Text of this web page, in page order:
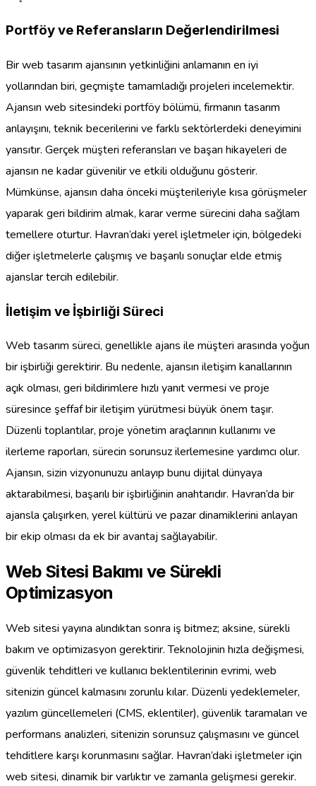
Portföy ve Referansların Değerlendirilmesi
Bir web tasarım ajansının yetkinliğini anlamanın en iyi
yollarından biri, geçmişte tamamladığı projeleri incelemektir.
Ajansın web sitesindeki portföy bölümü, firmanın tasarım
anlayışını, teknik becerilerini ve farklı sektörlerdeki deneyimini
yansıtır. Gerçek müşteri referansları ve başarı hikayeleri de
ajansın ne kadar güvenilir ve etkili olduğunu gösterir.
Mümkünse, ajansın daha önceki müşterileriyle kısa görüşmeler
yaparak geri bildirim almak, karar verme sürecini daha sağlam
temellere oturtur. Havran’daki yerel işletmeler için, bölgedeki
diğer işletmelerle çalışmış ve başarılı sonuçlar elde etmiş
ajanslar tercih edilebilir.
İletişim ve İşbirliği Süreci
Web tasarım süreci, genellikle ajans ile müşteri arasında yoğun
bir işbirliği gerektirir. Bu nedenle, ajansın iletişim kanallarının
açık olması, geri bildirimlere hızlı yanıt vermesi ve proje
süresince şeffaf bir iletişim yürütmesi büyük önem taşır.
Düzenli toplantılar, proje yönetim araçlarının kullanımı ve
ilerleme raporları, sürecin sorunsuz ilerlemesine yardımcı olur.
Ajansın, sizin vizyonunuzu anlayıp bunu dijital dünyaya
aktarabilmesi, başarılı bir işbirliğinin anahtarıdır. Havran’da bir
ajansla çalışırken, yerel kültürü ve pazar dinamiklerini anlayan
bir ekip olması da ek bir avantaj sağlayabilir.
Web Sitesi Bakımı ve Sürekli
Optimizasyon
Web sitesi yayına alındıktan sonra iş bitmez; aksine, sürekli
bakım ve optimizasyon gerektirir. Teknolojinin hızla değişmesi,
güvenlik tehditleri ve kullanıcı beklentilerinin evrimi, web
sitenizin güncel kalmasını zorunlu kılar. Düzenli yedeklemeler,
yazılım güncellemeleri (CMS, eklentiler), güvenlik taramaları ve
performans analizleri, sitenizin sorunsuz çalışmasını ve güncel
tehditlere karşı korunmasını sağlar. Havran’daki işletmeler için
web sitesi, dinamik bir varlıktır ve zamanla gelişmesi gerekir.